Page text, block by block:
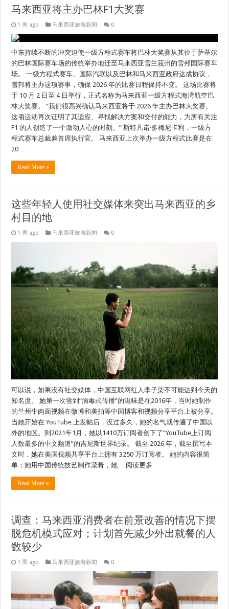
马来西亚将主办巴林F1大奖赛
1 周 ago 马来西亚旅游新闻 0
中东持续不断的冲突迫使一级方程式赛车将巴林大奖赛从其位于萨基尔
的巴林国际赛车场的传统举办地迁至马来西亚雪兰莪州的雪邦国际赛车
场。 一级方程式赛车、国际汽联以及巴林和马来西亚政府达成协议，
雪邦将主办这项赛事，确保 2026 年的比赛日程保持不变。 这场比赛将
于 10 月 2 日至 4 日举行，正式名称为马来西亚一级方程式海湾航空巴
林大奖赛。 “我们很高兴确认马来西亚将于 2026 年主办巴林大奖赛。
这项运动再次证明了其适应、寻找解决方案和交付的能力，为所有关注
F1 的人创造了一个激动人心的时刻。” 斯特凡诺·多梅尼卡利，一级方
程式赛车总裁兼首席执行官。 马来西亚上次举办一级方程式比赛是在
20 …
Read More »
这些年轻人使用社交媒体来突出马来西亚的乡
村目的地
1 周 ago 马来西亚旅游新闻 0
可以说，如果没有社交媒体，中国互联网红人李子柒不可能达到今天的
知名度。 她第一次尝到“病毒式传播”的滋味是在2016年，当时她制作
的兰州牛肉面视频在微博和美拍等中国博客和视频分享平台上被分享。
当她开始在 YouTube 上发帖后，没过多久，她的名气就传遍了中国以
外的地区。到2021年1月，她以1410万订阅者创下了“YouTube上订阅
人数最多的中文频道”的吉尼斯世界纪录。 截至 2026 年，截至撰写本
文时，她在美国视频共享平台上拥有 3250 万订阅者。 她的内容很简
单；她用中国传统技艺制作菜肴，她… 阅读更多
Read More »
调查：马来西亚消费者在前景改善的情况下摆
脱危机模式应对；计划首先减少外出就餐的人
数较少
1 周 ago 马来西亚旅游新闻 0